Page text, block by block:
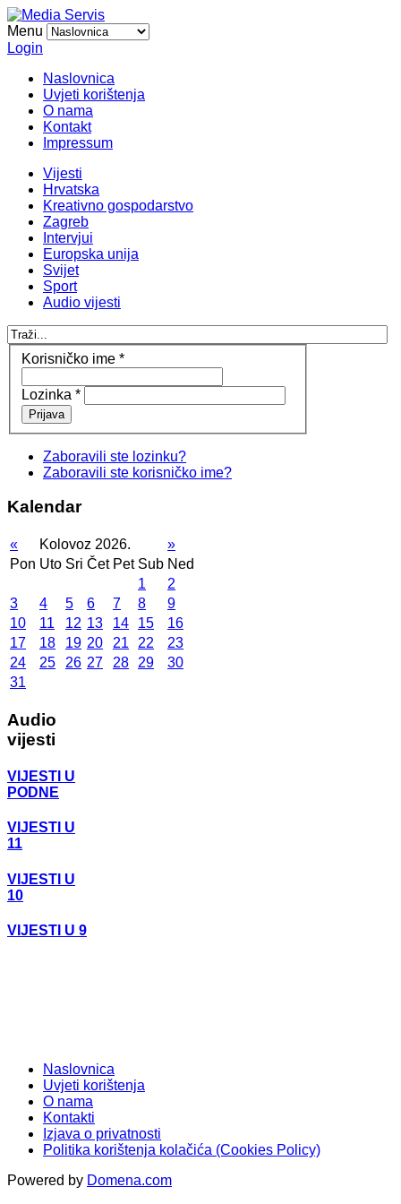
Menu
Login
Naslovnica
Uvjeti korištenja
O nama
Kontakt
Impressum
Vijesti
Hrvatska
Kreativno gospodarstvo
Zagreb
Intervjui
Europska unija
Svijet
Sport
Audio vijesti
Korisničko ime *
Lozinka *
Prijava
Zaboravili ste lozinku?
Zaboravili ste korisničko ime?
Kalendar
« Kolovoz 2026.
»
Pon Uto Sri Čet Pet Sub Ned
1
2
3
4 5 6 7 8
9
10
11 12 13 14 15
16
17
18 19 20 21 22
23
24
25 26 27 28 29
30
31
Audio
vijesti
VIJESTI U
PODNE
VIJESTI U
11
VIJESTI U
10
VIJESTI U 9
Naslovnica
Uvjeti korištenja
O nama
Kontakti
Izjava o privatnosti
Politika korištenja kolačića (Cookies Policy)
Powered by Domena.com